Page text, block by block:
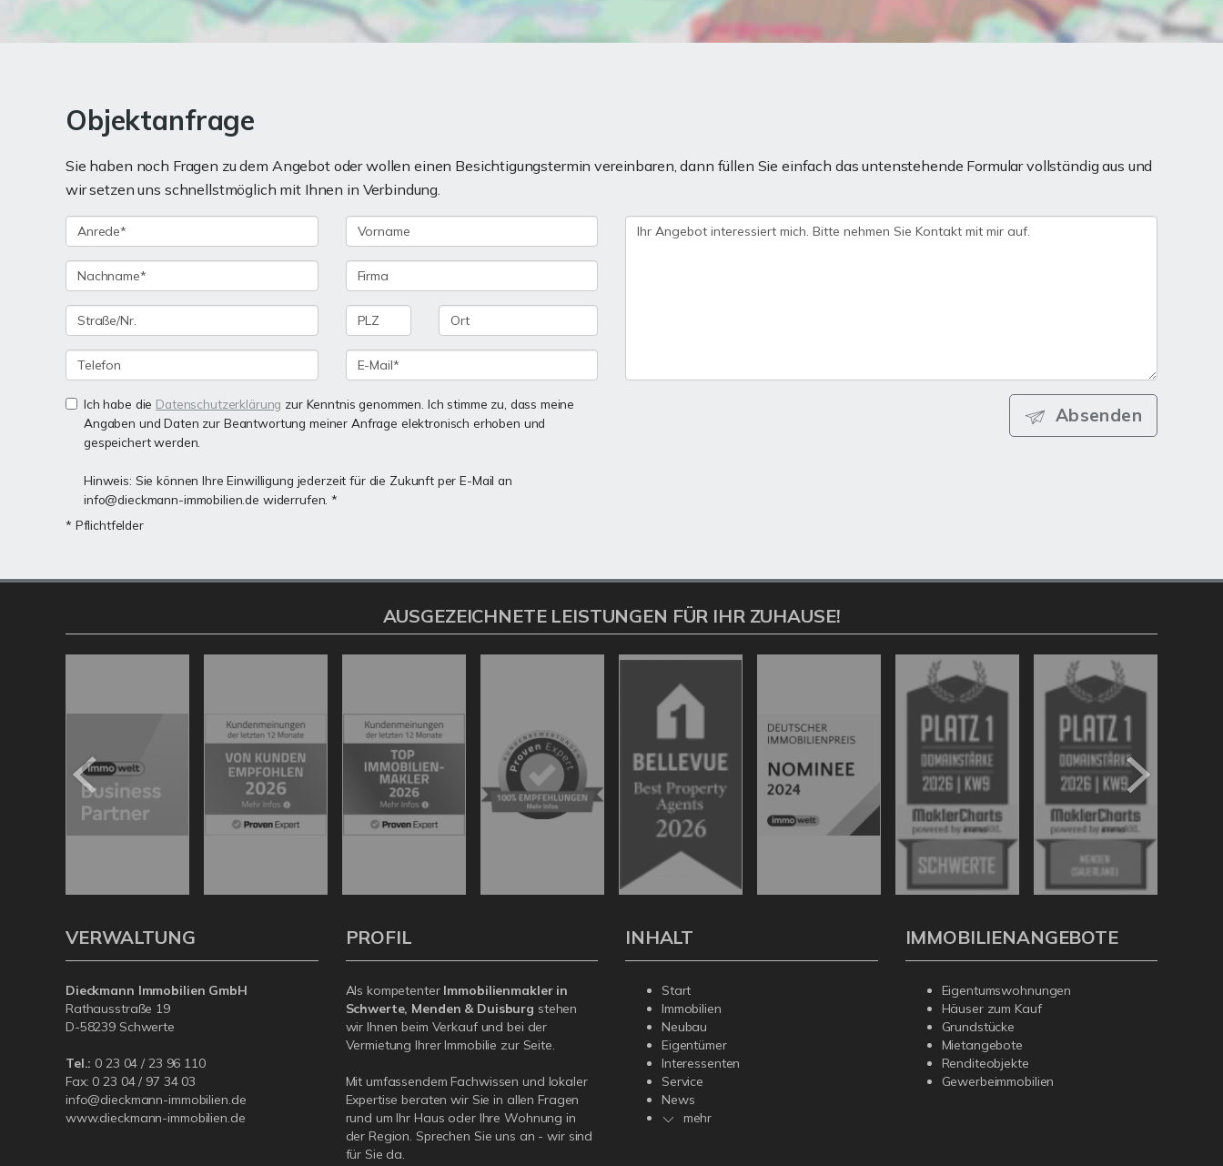
Objektanfrage
Sie haben noch Fragen zu dem Angebot oder wollen einen Besichtigungstermin vereinbaren, dann füllen Sie einfach das untenstehende Formular vollständig aus und
wir setzen uns schnellstmöglich mit Ihnen in Verbindung.
Ich habe die Datenschutzerklärung zur Kenntnis genommen. Ich stimme zu, dass meine
Angaben und Daten zur Beantwortung meiner Anfrage elektronisch erhoben und
gespeichert werden.
Hinweis: Sie können Ihre Einwilligung jederzeit für die Zukunft per E-Mail an
info@dieckmann-immobilien.de widerrufen. *
* Pflichtfelder
Absenden
AUSGEZEICHNETE LEISTUNGEN FÜR IHR ZUHAUSE!
VERWALTUNG
Dieckmann Immobilien GmbH
Rathausstraße 19
D-58239 Schwerte
Tel.: 0 23 04 / 23 96 110
Fax: 0 23 04 / 97 34 03
info@dieckmann-immobilien.de
www.dieckmann-immobilien.de
PROFIL
Als kompetenter Immobilienmakler in
Schwerte, Menden & Duisburg stehen
wir Ihnen beim Verkauf und bei der
Vermietung Ihrer Immobilie zur Seite.
Mit umfassendem Fachwissen und lokaler
Expertise beraten wir Sie in allen Fragen
rund um Ihr Haus oder Ihre Wohnung in
der Region. Sprechen Sie uns an - wir sind
für Sie da.
INHALT
Start
Immobilien
Neubau
Eigentümer
Interessenten
Service
News
mehr
IMMOBILIENANGEBOTE
Eigentumswohnungen
Häuser zum Kauf
Grundstücke
Mietangebote
Renditeobjekte
Gewerbeimmobilien